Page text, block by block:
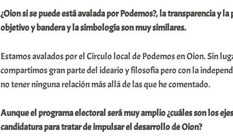
¿Oion si se puede está avalada por Podemos?, la transparencia y
objetivo y bandera y la simbología son muy similares.
Estamos avalados por el Círculo local de Podemos en Oion. Sin
compartimos gran parte del ideario y filosofía pero con la
no tener ninguna relación más allá de las que he comentado.
Aunque el programa electoral será muy amplio ¿cuáles son los
candidatura para tratar de impulsar el desarrollo de Oion?